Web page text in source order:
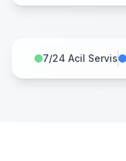
7/24 Acil Servis